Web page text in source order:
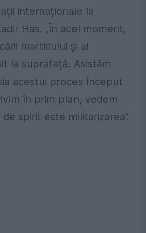
internaționale la
Has. „În acel moment,
martiriului și al
la suprafață. Asistăm
acestui proces început
în prim plan, vedem
spirit este militarizarea”.